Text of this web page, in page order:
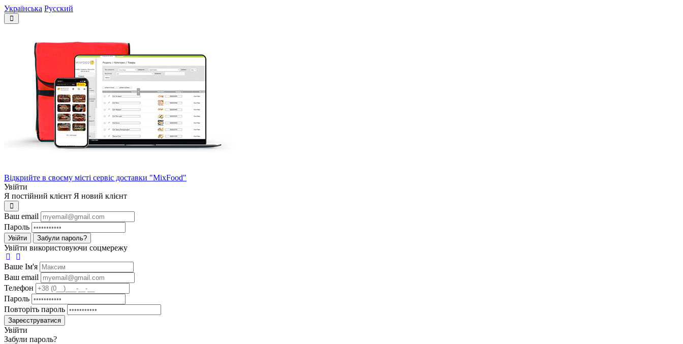
Українська Русский
Відкрийте в своєму місті сервіс доставки "MixFood"
Увійти
Я постійний клієнт Я новий клієнт
Ваш email
Пароль
Увійти Забули пароль?
Увійти використовуючи соцмережу
Ваше Iм'я
Ваш email
Телефон
Пароль
Повторіть пароль
Зареєструватися
Увійти
Забули пароль?